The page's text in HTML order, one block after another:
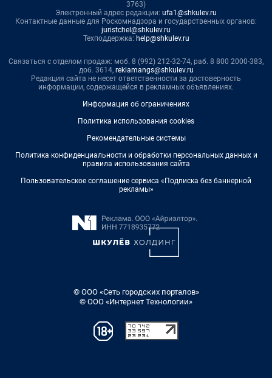
3763)
Электронный адрес редакции: ufa1@shkulev.ru
Контактные данные для Роскомнадзора и государственных органов:
juristchel@shkulev.ru
Техподдержка: help@shkulev.ru
Связаться с отделом продаж: моб. 8 (992) 212-32-74, раб. 8 800 2000-383,
доб. 3614, reklamangs@shkulev.ru
Редакция сайта не несет ответственности за достоверность
информации, содержащейся в рекламных объявлениях.
Информация об ограничениях
Политика использования cookies
Рекомендательные системы
Политика конфиденциальности и обработки персональных данных и
правила использования сайта
Пользовательское соглашение сервиса «Подписка без баннерной
рекламы»
© ООО «Сеть городских порталов»
© ООО «Интернет Технологии»